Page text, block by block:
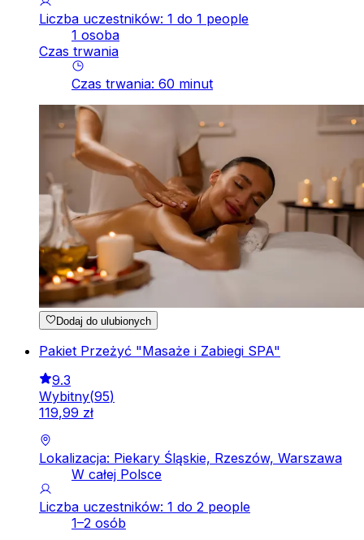
Liczba uczestników: 1 do 1 people
1 osoba
Czas trwania
Czas trwania: 60 minut
Dodaj do ulubionych
Pakiet Przeżyć "Masaże i Zabiegi SPA"
9.3
Wybitny(95)
119,99 zł
Lokalizacja: Piekary Śląskie, Rzeszów, Warszawa
W całej Polsce
Liczba uczestników: 1 do 2 people
1–2 osób